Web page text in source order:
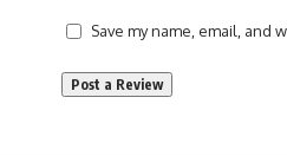
Save my name, email, and